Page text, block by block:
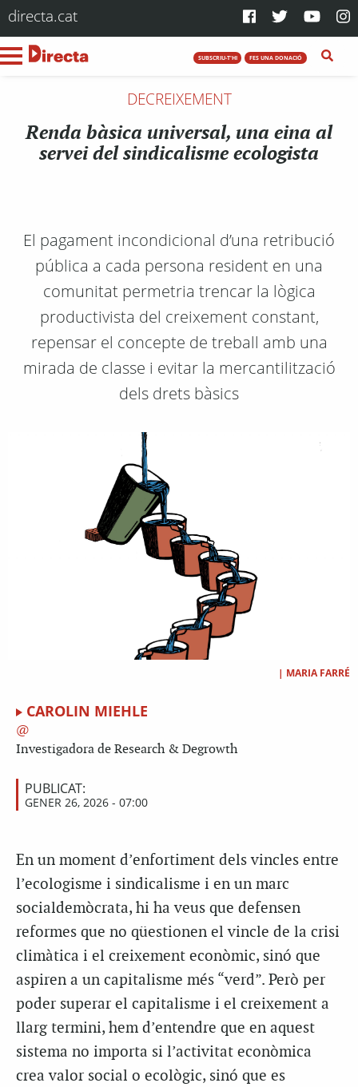
directa.cat
SUBSCRIU-T'HI FES UNA DONACIÓ
DECREIXEMENT
Renda bàsica universal, una eina al
servei del sindicalisme ecologista
El pagament incondicional d’una retribució
pública a cada persona resident en una
comunitat permetria trencar la lògica
productivista del creixement constant,
repensar el concepte de treball amb una
mirada de classe i evitar la mercantilització
dels drets bàsics
| MARIA FARRÉ
CAROLIN MIEHLE
Investigadora de Research & Degrowth
PUBLICAT:
GENER 26, 2026 - 07:00
En un moment d’enfortiment dels vincles entre
l’ecologisme i sindicalisme i en un marc
socialdemòcrata, hi ha veus que defensen
reformes que no qüestionen el vincle de la crisi
climàtica i el creixement econòmic, sinó que
aspiren a un capitalisme més “verd”. Però per
poder superar el capitalisme i el creixement a
llarg termini, hem d’entendre que en aquest
sistema no importa si l’activitat econòmica
crea valor social o ecològic, sinó que es